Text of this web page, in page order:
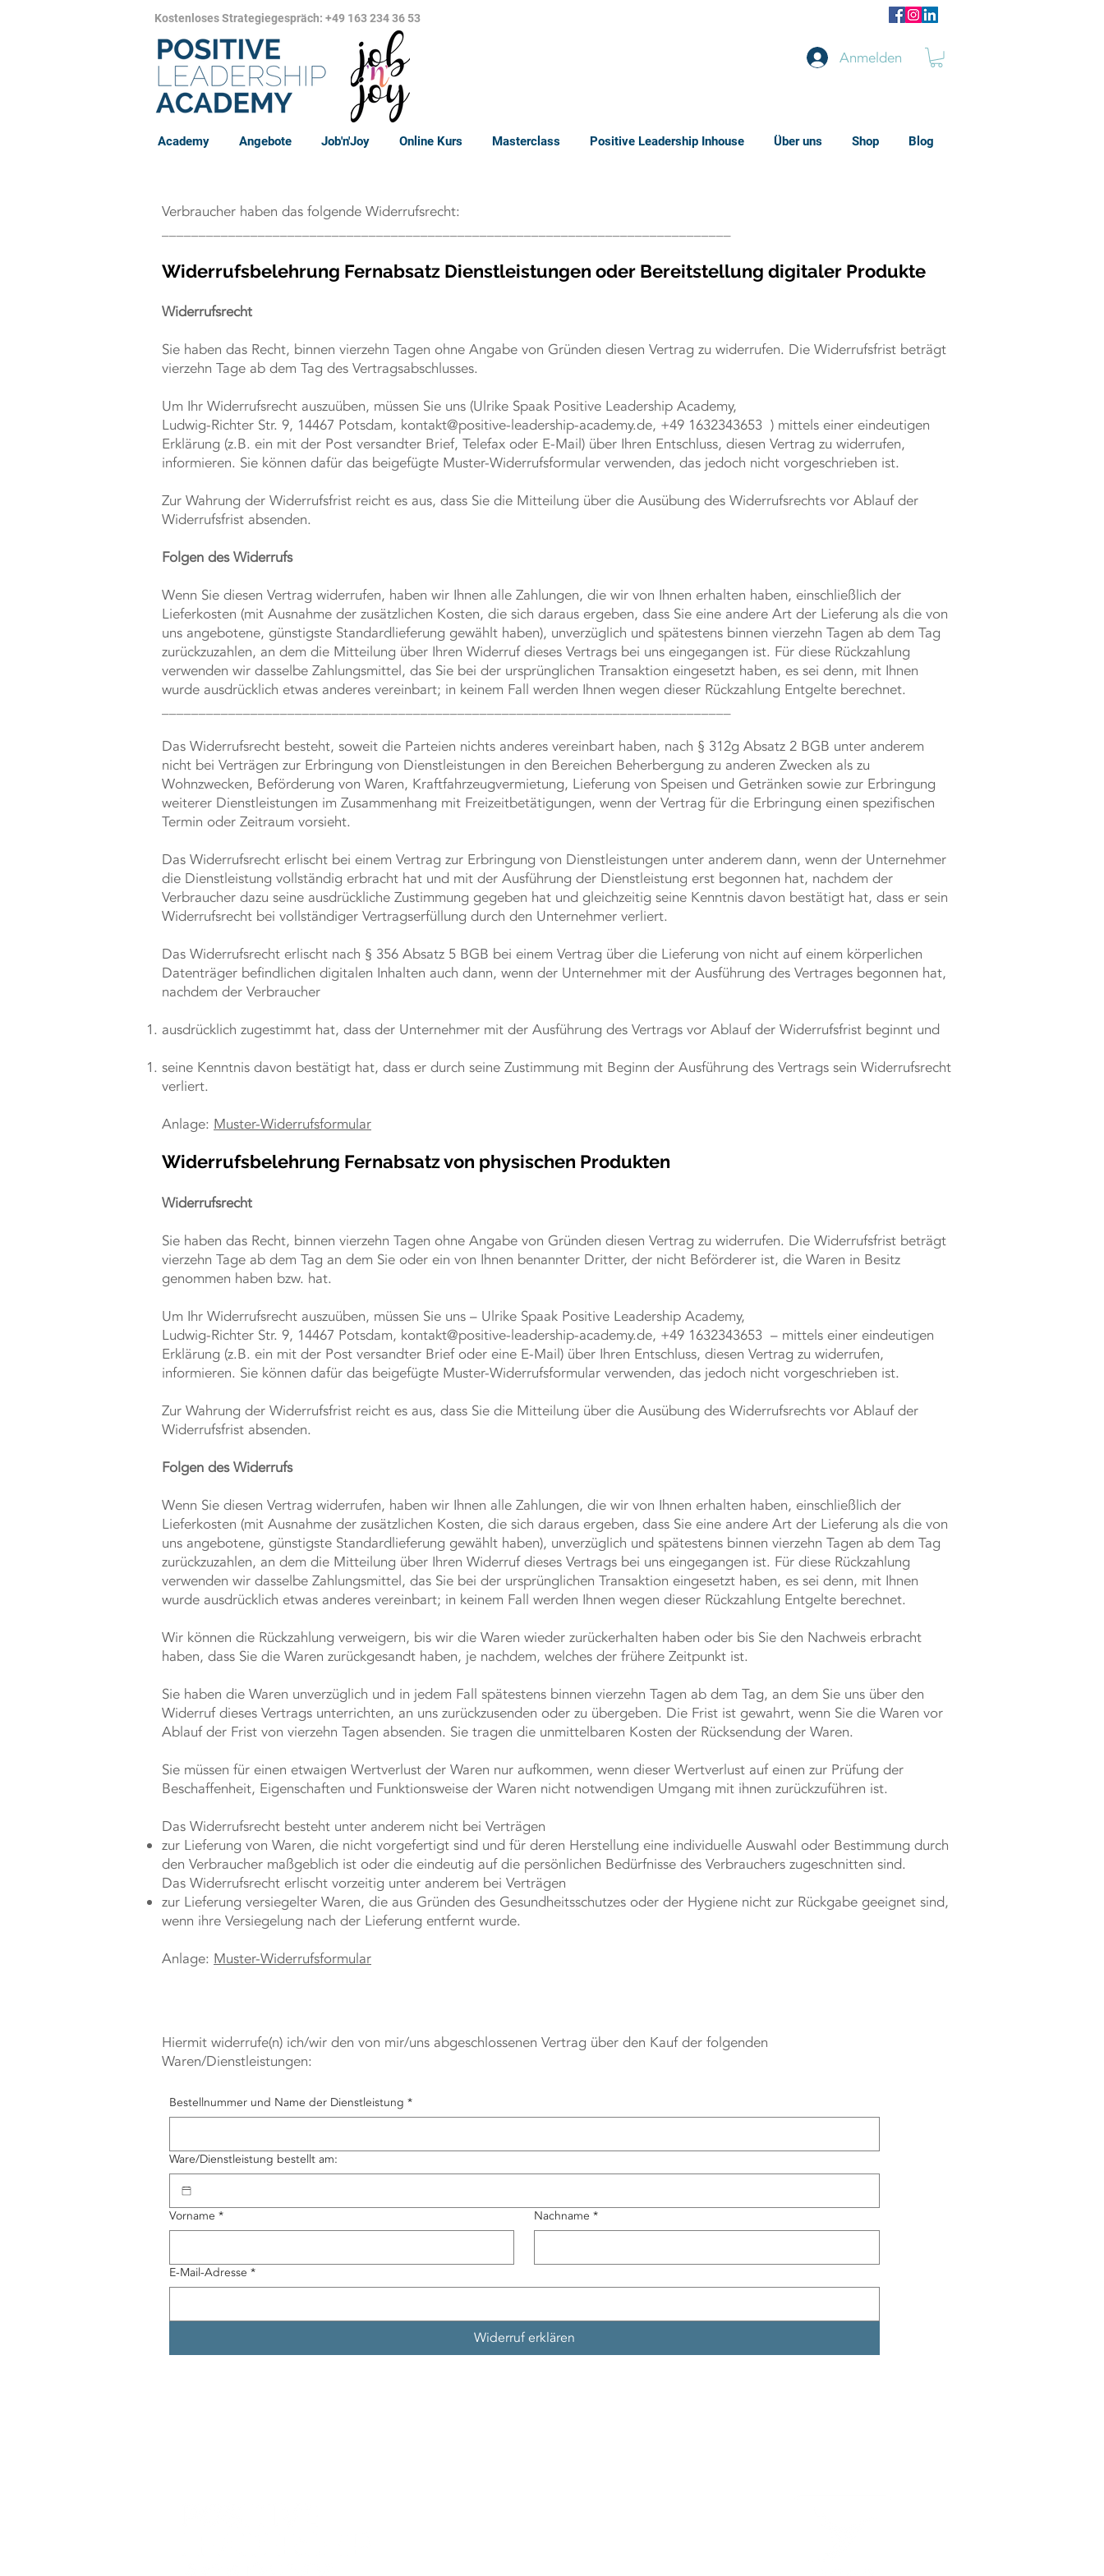
Kostenloses Strategiegespräch: +49 163 234 36 53
Anmelden
Academy Angebote Job'n'Joy Online Kurs Masterclass Positive Leadership Inhouse Über uns Shop Blog
Verbraucher haben das folgende Widerrufsrecht:
Widerrufsbelehrung Fernabsatz Dienstleistungen oder Bereitstellung digitaler Produkte
Widerrufsrecht
Sie haben das Recht, binnen vierzehn Tagen ohne Angabe von Gründen diesen Vertrag zu widerrufen. Die Widerrufsfrist beträgt
vierzehn Tage ab dem Tag des Vertragsabschlusses.
Um Ihr Widerrufsrecht auszuüben, müssen Sie uns (Ulrike Spaak Positive Leadership Academy,
Ludwig-Richter Str. 9, 14467 Potsdam, kontakt@positive-leadership-academy.de, +49 1632343653 ) mittels einer eindeutigen
Erklärung (z.B. ein mit der Post versandter Brief, Telefax oder E-Mail) über Ihren Entschluss, diesen Vertrag zu widerrufen,
informieren. Sie können dafür das beigefügte Muster-Widerrufsformular verwenden, das jedoch nicht vorgeschrieben ist.
Zur Wahrung der Widerrufsfrist reicht es aus, dass Sie die Mitteilung über die Ausübung des Widerrufsrechts vor Ablauf der
Widerrufsfrist absenden.
Folgen des Widerrufs
Wenn Sie diesen Vertrag widerrufen, haben wir Ihnen alle Zahlungen, die wir von Ihnen erhalten haben, einschließlich der
Lieferkosten (mit Ausnahme der zusätzlichen Kosten, die sich daraus ergeben, dass Sie eine andere Art der Lieferung als die von
uns angebotene, günstigste Standardlieferung gewählt haben), unverzüglich und spätestens binnen vierzehn Tagen ab dem Tag
zurückzuzahlen, an dem die Mitteilung über Ihren Widerruf dieses Vertrags bei uns eingegangen ist. Für diese Rückzahlung
verwenden wir dasselbe Zahlungsmittel, das Sie bei der ursprünglichen Transaktion eingesetzt haben, es sei denn, mit Ihnen
wurde ausdrücklich etwas anderes vereinbart; in keinem Fall werden Ihnen wegen dieser Rückzahlung Entgelte berechnet.
Das Widerrufsrecht besteht, soweit die Parteien nichts anderes vereinbart haben, nach § 312g Absatz 2 BGB unter anderem
nicht bei Verträgen zur Erbringung von Dienstleistungen in den Bereichen Beherbergung zu anderen Zwecken als zu
Wohnzwecken, Beförderung von Waren, Kraftfahrzeugvermietung, Lieferung von Speisen und Getränken sowie zur Erbringung
weiterer Dienstleistungen im Zusammenhang mit Freizeitbetätigungen, wenn der Vertrag für die Erbringung einen spezifischen
Termin oder Zeitraum vorsieht.
Das Widerrufsrecht erlischt bei einem Vertrag zur Erbringung von Dienstleistungen unter anderem dann, wenn der Unternehmer
die Dienstleistung vollständig erbracht hat und mit der Ausführung der Dienstleistung erst begonnen hat, nachdem der
Verbraucher dazu seine ausdrückliche Zustimmung gegeben hat und gleichzeitig seine Kenntnis davon bestätigt hat, dass er sein
Widerrufsrecht bei vollständiger Vertragserfüllung durch den Unternehmer verliert.
Das Widerrufsrecht erlischt nach § 356 Absatz 5 BGB bei einem Vertrag über die Lieferung von nicht auf einem körperlichen
Datenträger befindlichen digitalen Inhalten auch dann, wenn der Unternehmer mit der Ausführung des Vertrages begonnen hat,
nachdem der Verbraucher
ausdrücklich zugestimmt hat, dass der Unternehmer mit der Ausführung des Vertrags vor Ablauf der Widerrufsfrist beginnt und
seine Kenntnis davon bestätigt hat, dass er durch seine Zustimmung mit Beginn der Ausführung des Vertrags sein Widerrufsrecht
verliert.
Anlage: Muster-Widerrufsformular
Widerrufsbelehrung Fernabsatz von physischen Produkten
Widerrufsrecht
Sie haben das Recht, binnen vierzehn Tagen ohne Angabe von Gründen diesen Vertrag zu widerrufen. Die Widerrufsfrist beträgt
vierzehn Tage ab dem Tag an dem Sie oder ein von Ihnen benannter Dritter, der nicht Beförderer ist, die Waren in Besitz
genommen haben bzw. hat.
Um Ihr Widerrufsrecht auszuüben, müssen Sie uns – Ulrike Spaak Positive Leadership Academy,
Ludwig-Richter Str. 9, 14467 Potsdam, kontakt@positive-leadership-academy.de, +49 1632343653 – mittels einer eindeutigen
Erklärung (z.B. ein mit der Post versandter Brief oder eine E-Mail) über Ihren Entschluss, diesen Vertrag zu widerrufen,
informieren. Sie können dafür das beigefügte Muster-Widerrufsformular verwenden, das jedoch nicht vorgeschrieben ist.
Zur Wahrung der Widerrufsfrist reicht es aus, dass Sie die Mitteilung über die Ausübung des Widerrufsrechts vor Ablauf der
Widerrufsfrist absenden.
Folgen des Widerrufs
Wenn Sie diesen Vertrag widerrufen, haben wir Ihnen alle Zahlungen, die wir von Ihnen erhalten haben, einschließlich der
Lieferkosten (mit Ausnahme der zusätzlichen Kosten, die sich daraus ergeben, dass Sie eine andere Art der Lieferung als die von
uns angebotene, günstigste Standardlieferung gewählt haben), unverzüglich und spätestens binnen vierzehn Tagen ab dem Tag
zurückzuzahlen, an dem die Mitteilung über Ihren Widerruf dieses Vertrags bei uns eingegangen ist. Für diese Rückzahlung
verwenden wir dasselbe Zahlungsmittel, das Sie bei der ursprünglichen Transaktion eingesetzt haben, es sei denn, mit Ihnen
wurde ausdrücklich etwas anderes vereinbart; in keinem Fall werden Ihnen wegen dieser Rückzahlung Entgelte berechnet.
Wir können die Rückzahlung verweigern, bis wir die Waren wieder zurückerhalten haben oder bis Sie den Nachweis erbracht
haben, dass Sie die Waren zurückgesandt haben, je nachdem, welches der frühere Zeitpunkt ist.
Sie haben die Waren unverzüglich und in jedem Fall spätestens binnen vierzehn Tagen ab dem Tag, an dem Sie uns über den
Widerruf dieses Vertrags unterrichten, an uns zurückzusenden oder zu übergeben. Die Frist ist gewahrt, wenn Sie die Waren vor
Ablauf der Frist von vierzehn Tagen absenden. Sie tragen die unmittelbaren Kosten der Rücksendung der Waren.
Sie müssen für einen etwaigen Wertverlust der Waren nur aufkommen, wenn dieser Wertverlust auf einen zur Prüfung der
Beschaffenheit, Eigenschaften und Funktionsweise der Waren nicht notwendigen Umgang mit ihnen zurückzuführen ist.
Das Widerrufsrecht besteht unter anderem nicht bei Verträgen
zur Lieferung von Waren, die nicht vorgefertigt sind und für deren Herstellung eine individuelle Auswahl oder Bestimmung durch
den Verbraucher maßgeblich ist oder die eindeutig auf die persönlichen Bedürfnisse des Verbrauchers zugeschnitten sind.
Das Widerrufsrecht erlischt vorzeitig unter anderem bei Verträgen
zur Lieferung versiegelter Waren, die aus Gründen des Gesundheitsschutzes oder der Hygiene nicht zur Rückgabe geeignet sind,
wenn ihre Versiegelung nach der Lieferung entfernt wurde.
Anlage: Muster-Widerrufsformular
Hiermit widerrufe(n) ich/wir den von mir/uns abgeschlossenen Vertrag über den Kauf der folgenden
Waren/Dienstleistungen:
Bestellnummer und Name der Dienstleistung *
Ware/Dienstleistung bestellt am:
Vorname * Nachname *
E-Mail-Adresse *
Widerruf erklären